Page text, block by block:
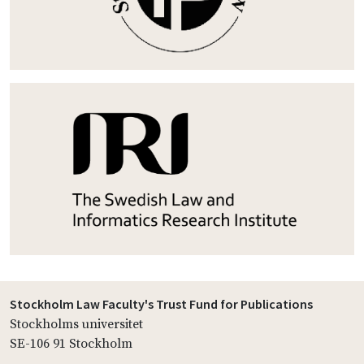
Stockholm Law Faculty's Trust Fund for Publications
Stockholms universitet
SE-106 91 Stockholm